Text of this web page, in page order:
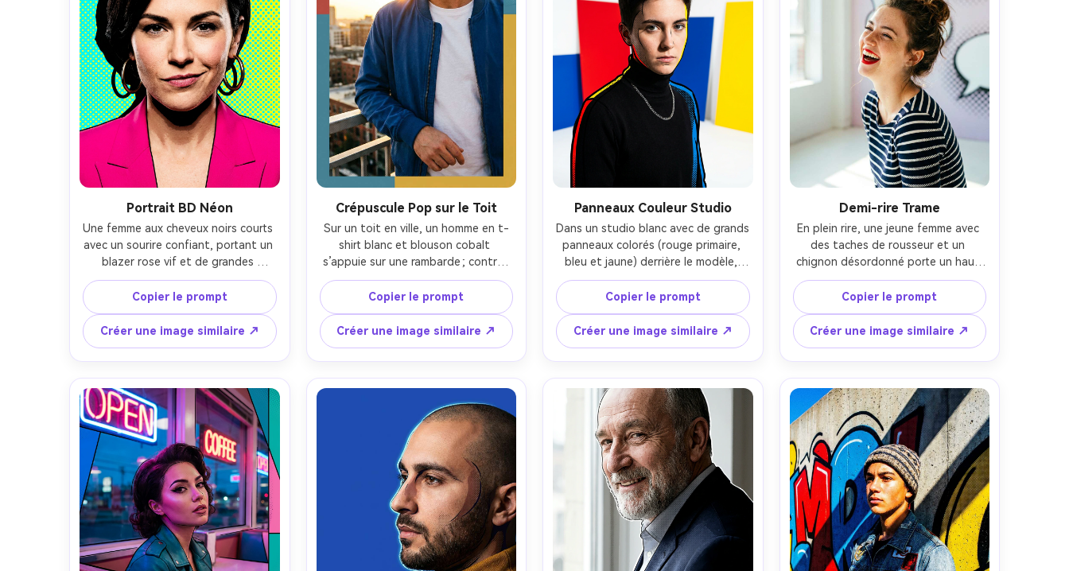
Portrait BD Néon
Une femme aux cheveux noirs courts
avec un sourire confiant, portant un
blazer rose vif et de grandes
créoles, devant un fond tramé cyan
et jaune avec des ombres
graphiques marquées ; lumière de
studio avec bords nets accentués ;
style 85 mm, faible profondeur de
champ ; cadrage serré tête et
épaules, composition centrée ;
aplats de couleurs pop art, contours
audacieux façon encre, demi-teintes
postérisées ; texture de peau
réaliste, reflets nets dans les yeux,
mise au point précise, haute
résolution --ar 4:5
Copier le prompt
Créer une image similaire ↗
Crépuscule Pop sur le Toit
Sur un toit en ville, un homme en t-
shirt blanc et blouson cobalt
s’appuie sur une rambarde ; contre-
jour doré avec liseré chaud et
contraste fort ; rendu 50 mm,
cadrage rapproché ; palette pop art
avec blocs de couleurs rouge, bleu
canard et moutarde, ombrage tramé
subtil ; ombres naturelles, pores
réalistes, colorimétrie éditoriale,
Copier le prompt
Créer une image similaire ↗
Panneaux Couleur Studio
Dans un studio blanc avec de grands
panneaux colorés (rouge primaire,
bleu et jaune) derrière le modèle,
une personne non binaire en col
roulé noir et chaîne argentée
regarde l’objectif ; éclairage de
studio stroboscopique avec lumière
principale dure et remplissage doux ;
style portrait 85 mm ; cadrage demi-
corps net ; ombres à contours
graphiques, accents de contours
audacieux, posterisation pop art ;
texture de peau réaliste, regard
net, haute résolution --ar 4:5
Copier le prompt
Créer une image similaire ↗
Demi-rire Trame
En plein rire, une jeune femme avec
des taches de rousseur et un
chignon désordonné porte un haut
rayé et un rouge à lèvres vif ; énergie
prise sur le vif dans un décor minimal
avec bulles BD en arrière-plan ;
lumière douce côté fenêtre plus
léger contour ; style portrait 35 mm,
cadrage buste ; ombrage trame pop
art sur ombres, saturation
colorimétrique appuyée ; détails
naturels de peau, mise au point
nette --ar 4:5
Copier le prompt
Créer une image similaire ↗
Créez des images IA
à l’infini. 100 %
gratuit!
Créer Gratuitement →